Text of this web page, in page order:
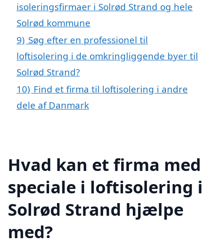
isoleringsfirmaer i Solrød Strand og hele
Solrød kommune
9) Søg efter en professionel til
loftisolering i de omkringliggende byer til
Solrød Strand?
10) Find et firma til loftisolering i andre
dele af Danmark
Hvad kan et firma med
speciale i loftisolering i
Solrød Strand hjælpe
med?